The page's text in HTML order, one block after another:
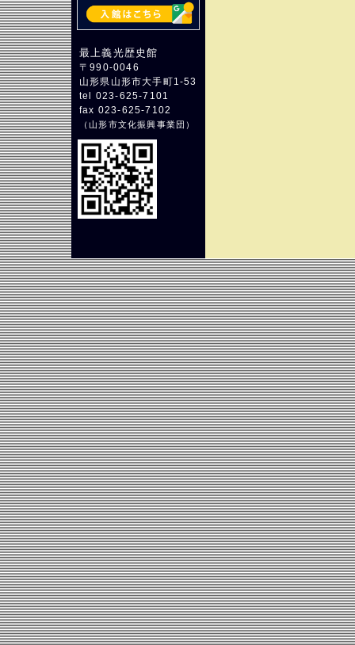
最上義光歴史館
〒990-0046
山形県山形市大手町1-53
tel 023-625-7101
fax 023-625-7102
（山形市文化振興事業団 ）